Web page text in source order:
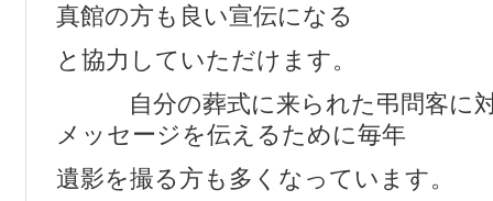
真館の方も良い宣伝になる
と協力していただけます。
自分の葬式に来られた弔問客に対
メッセージを伝えるために毎年
遺影を撮る方も多くなっています。